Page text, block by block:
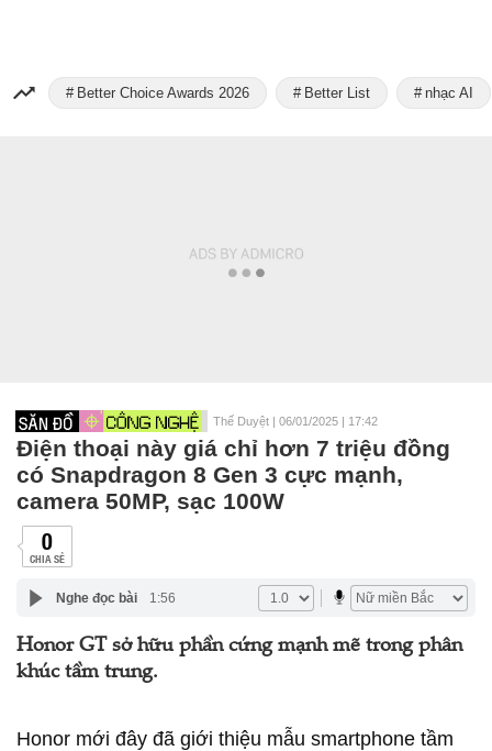
Better Choice Awards 2026 Better List nhạc AI
Thế Duyệt |06/01/2025 | 17:42
Điện thoại này giá chỉ hơn 7 triệu đồng
có Snapdragon 8 Gen 3 cực mạnh,
camera 50MP, sạc 100W
0
CHIA SẺ
Nghe đọc bài 1:56
Honor GT sở hữu phần cứng mạnh mẽ trong phân
khúc tầm trung.
Honor mới đây đã giới thiệu mẫu smartphone tầm